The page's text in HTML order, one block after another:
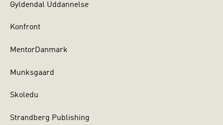
Gyldendal Uddannelse
Konfront
MentorDanmark
Munksgaard
Skoledu
Strandberg Publishing